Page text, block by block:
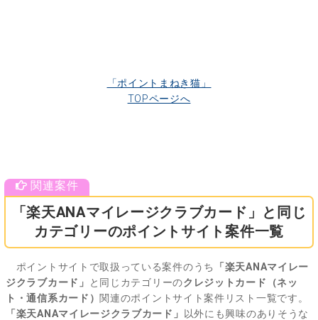
「ポイントまねき猫」
TOPページへ
「楽天ANAマイレージクラブカード」と同じ
カテゴリーのポイントサイト案件一覧
ポイントサイトで取扱っている案件のうち
「楽天ANAマイレー
ジクラブカード」
と同じカテゴリーのクレジットカード（ネッ
ト・通信系カード） 関連のポイントサイト案件リスト一覧です。
「楽天ANAマイレージクラブカード」
以外にも興味のありそうな